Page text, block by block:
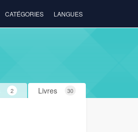
CATÉGORIES LANGUES
Livres 30
2